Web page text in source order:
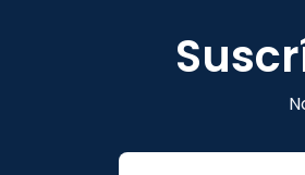
Email